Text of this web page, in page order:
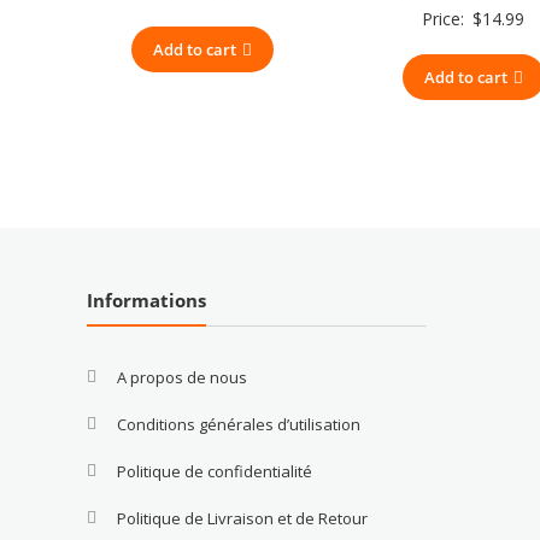
Add to cart
Price: $14.99
Add to cart
Informations
A propos de nous
Conditions générales d’utilisation
Politique de confidentialité
Politique de Livraison et de Retour